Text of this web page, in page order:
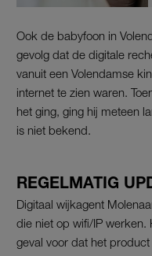
Ook de babyfoon in
gevolg dat de digitale
vanuit een Volendamse
internet te zien waren.
het ging, ging hij meteen
is niet bekend.
REGELMATIG
Digitaal wijkagent
die niet op wifi/IP werken.
geval voor dat het